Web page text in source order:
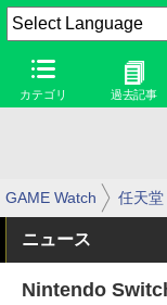
カテゴリ 過去記事
GAME Watch 任天堂
ニュース
Nintendo